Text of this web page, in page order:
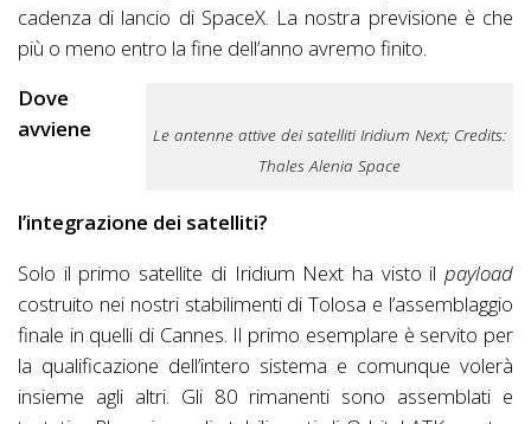
cadenza di lancio di SpaceX. La nostra previsione è che
più o meno entro la fine dell’anno avremo finito.
Le antenne attive dei satelliti Iridium Next; Credits:
Thales Alenia Space
Dove
avviene
l’integrazione dei satelliti?
Solo il primo satellite di Iridium Next ha visto il payload
costruito nei nostri stabilimenti di Tolosa e l’assemblaggio
finale in quelli di Cannes. Il primo esemplare è servito per
la qualificazione dell’intero sistema e comunque volerà
insieme agli altri. Gli 80 rimanenti sono assemblati e